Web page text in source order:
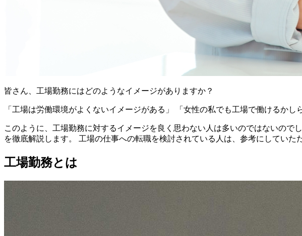
皆さん、工場勤務にはどのようなイメージがありますか？
「工場は労働環境がよくないイメージがある」 「女性の私でも工場で働けるかし
このように、工場勤務に対するイメージを良く思わない人は多いのではないの
を徹底解説します。 工場の仕事への転職を検討されている人は、参考にしていた
工場勤務とは